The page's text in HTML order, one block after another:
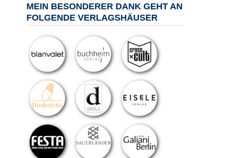
MEIN BESONDERER DANK GEHT AN
FOLGENDE VERLAGSHÄUSER